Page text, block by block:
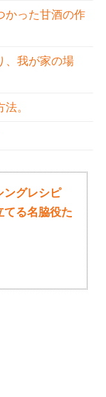
かった甘酒の作
、我が家の場
。
ングレシピ
る名脇役た